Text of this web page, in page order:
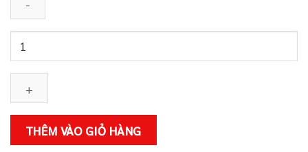
tôn
Makita
JN1601
lượng
THÊM VÀO GIỎ HÀNG